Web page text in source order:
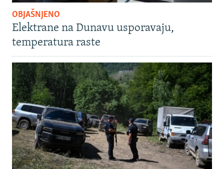
OBJAŠNJENO
Elektrane na Dunavu usporavaju,
temperatura raste